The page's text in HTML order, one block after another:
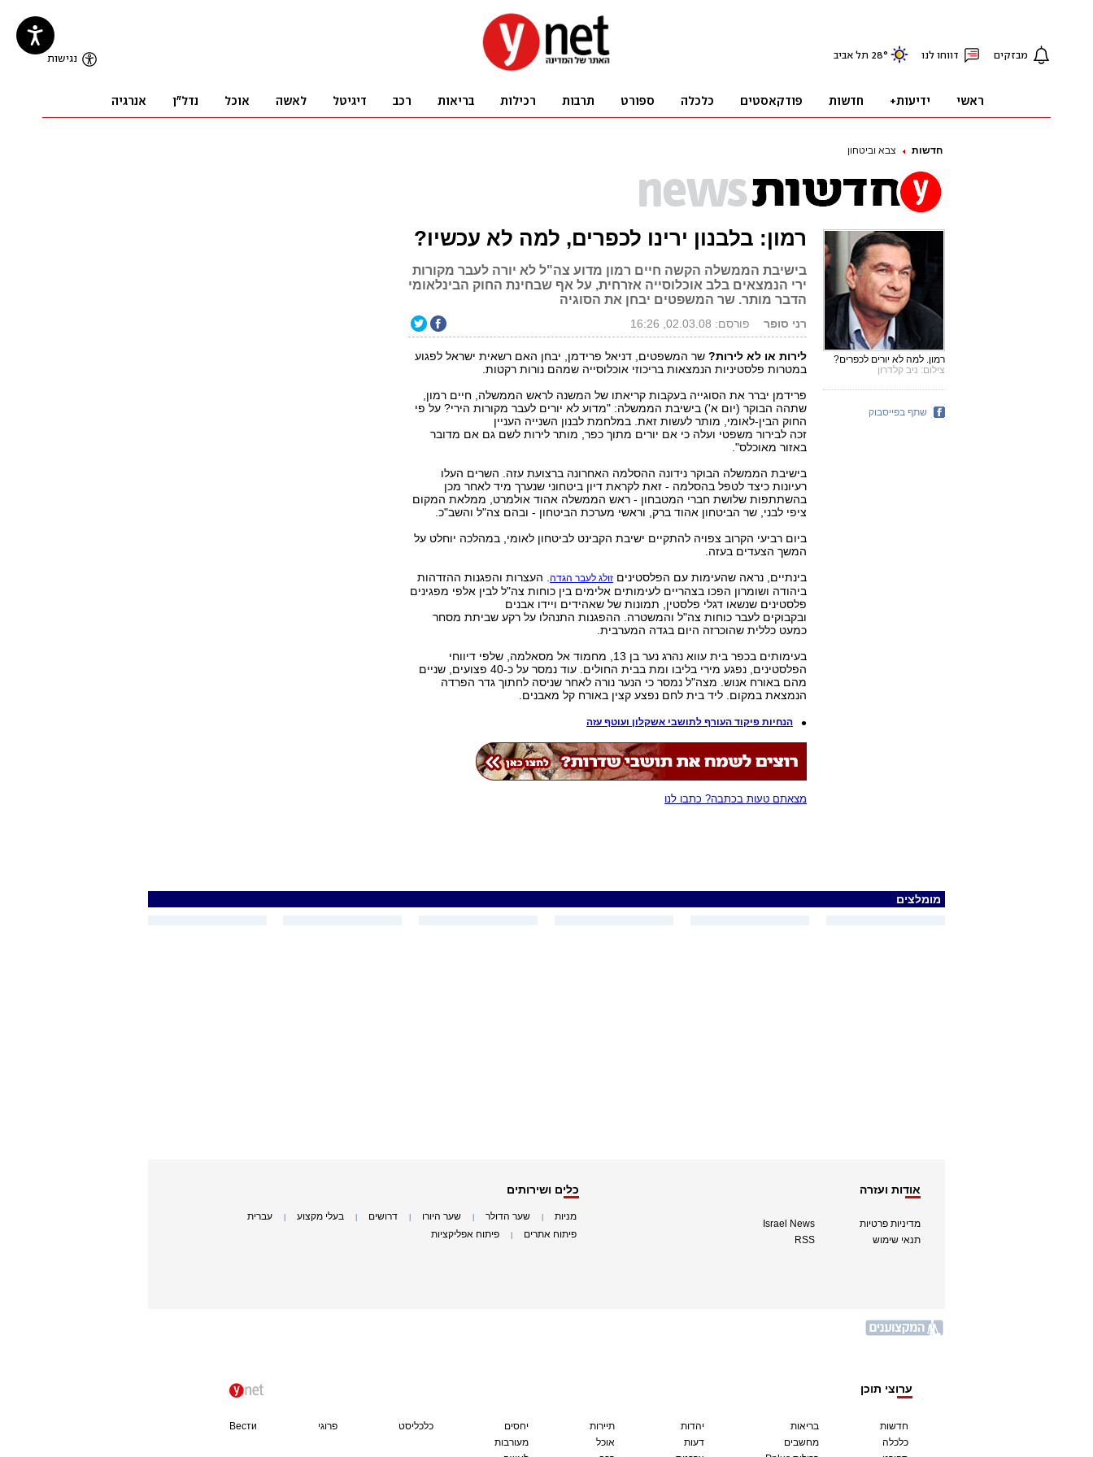
חדשות צבא וביטחון
רמון: בלבנון ירינו לכפרים, למה לא עכשיו?
בישיבת הממשלה הקשה חיים רמון מדוע צה"ל לא יורה לעבר מקורות
ירי הנמצאים בלב אוכלוסייה אזרחית, על אף שבחינת החוק הבינלאומי
הדבר מותר. שר המשפטים יבחן את הסוגיה
רני סופר פורסם: 02.03.08, 16:26
לירות או לא לירות? שר המשפטים, דניאל פרידמן, יבחן האם רשאית ישראל לפגוע
במטרות פלסטיניות הנמצאות בריכוזי אוכלוסייה שמהם נורות רקטות.
פרידמן יברר את הסוגייה בעקבות קריאתו של המשנה לראש הממשלה, חיים רמון,
שתהה הבוקר (יום א') בישיבת הממשלה: "מדוע לא יורים לעבר מקורות הירי? על פי
החוק הבין-לאומי, מותר לעשות זאת. במלחמת לבנון השנייה העניין
זכה לבירור משפטי ועלה כי אם יורים מתוך כפר, מותר לירות לשם גם אם מדובר
באזור מאוכלס".
בישיבת הממשלה הבוקר נידונה ההסלמה האחרונה ברצועת עזה. השרים העלו
רעיונות כיצד לטפל בהסלמה - זאת לקראת דיון ביטחוני שנערך מיד לאחר מכן
בהשתתפות שלושת חברי המטבחון - ראש הממשלה אהוד אולמרט, ממלאת המקום
ציפי לבני, שר הביטחון אהוד ברק, וראשי מערכת הביטחון - ובהם צה"ל והשב"כ.
ביום רביעי הקרוב צפויה להתקיים ישיבת הקבינט לביטחון לאומי, במהלכה יוחלט על
המשך הצעדים בעזה.
בינתיים, נראה שהעימות עם הפלסטינים זולג לעבר הגדה. העצרות והפגנות ההזדהות
ביהודה ושומרון הפכו בצהריים לעימותים אלימים בין כוחות צה"ל לבין אלפי מפגינים
פלסטינים שנשאו דגלי פלסטין, תמונות של שאהידים ויידו אבנים
ובקבוקים לעבר כוחות צה"ל והמשטרה. ההפגנות התנהלו על רקע שביתת מסחר
כמעט כללית שהוכרזה היום בגדה המערבית.
בעימותים בכפר בית עווא נהרג נער בן 13, מחמוד אל מסאלמה, שלפי דיווחי
הפלסטינים, נפגע מירי בליבו ומת בבית החולים. עוד נמסר על כ-40 פצועים, שניים
מהם באורח אנוש. מצה"ל נמסר כי הנער נורה לאחר שניסה לחתוך גדר הפרדה
הנמצאת במקום. ליד בית לחם נפצע קצין באורח קל מאבנים.
הנחיות פיקוד העורף לתושבי אשקלון ועוטף עזה
מצאתם טעות בכתבה? כתבו לנו
רמון. למה לא יורים לכפרים?
צילום: ניב קלדרון
שתף בפייסבוק
מומלצים
אודות ועזרה
מדיניות פרטיות
תנאי שימוש
Israel News
RSS
כלים ושירותים
מניות שער הדולר שער היורו דרושים בעלי מקצוע עברית
פיתוח אתרים פיתוח אפליקציות
ערוצי תוכן
חדשות
כלכלה
בריאות
מחשבים
יהדות
דעות
תיירות
אוכל
יחסים
מעורבות
כלכליסט פרוגי Вести